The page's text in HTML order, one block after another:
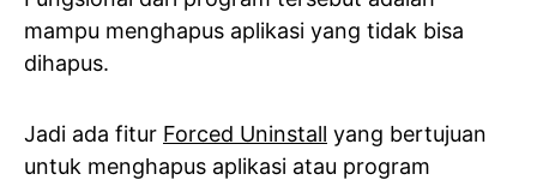
mampu menghapus aplikasi yang tidak bisa
dihapus.
Jadi ada fitur Forced Uninstall yang bertujuan
untuk menghapus aplikasi atau program